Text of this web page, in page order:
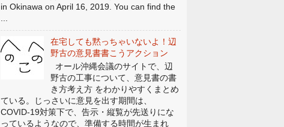
in Okinawa on April 16, 2019. You can find the
在宅しても黙っちゃいないよ！辺
野古の意見書書こうアクション
オール沖縄会議のサイトで、辺
野古の工事について、意見書の書
き方考え方 をわかりやすくまとめ
ている。じっさいに意見を出す期間は、
COVID-19対策下で、告示・縦覧が先送りにな
っているようなので、準備する時間が生まれ